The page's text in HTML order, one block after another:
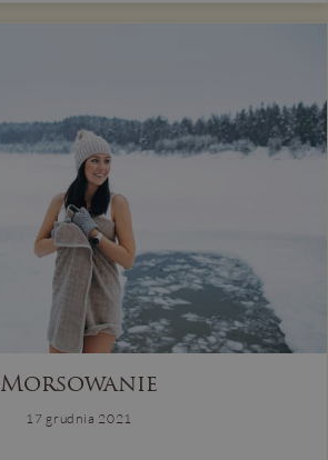
Morsowanie
17 grudnia 2021